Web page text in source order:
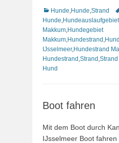
Kategorien
Hunde,Hunde,Strand
Hunde,Hundeauslaufgebiet
Makkum,Hundegebiet
Makkum,Hundestrand ,
IJsselmeer,Hundestrand
Hundestrand ,Strand ,
Hund
Boot fahren
Mit dem Boot durch
IJsselmeer Boot